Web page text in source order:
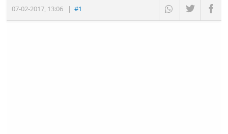
07-02-2017, 13:06 |#1